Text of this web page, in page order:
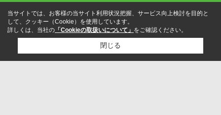
当サイトでは、お客様の当サイト利用状況把握、サービス向上検討を目的と
して、クッキー（Cookie）を使用しています。
詳しくは、当社の 「Cookieの取扱いについて」 をご確認ください。
閉じる